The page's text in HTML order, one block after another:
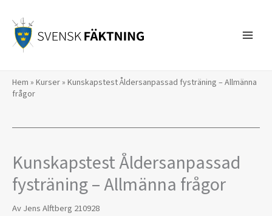
innehåll
Hem » Kurser» Kunskapstest Åldersanpassad fysträning – Allmänna
frågor
Kunskapstest Åldersanpassad
fysträning – Allmänna frågor
AvJens Alftberg 210928